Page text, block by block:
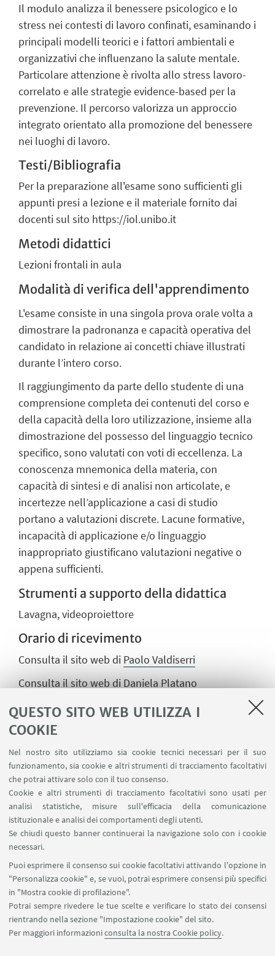
QUESTO SITO WEB UTILIZZA I
COOKIE
Nel nostro sito utilizziamo sia cookie tecnici necessari per il suo
funzionamento, sia cookie e altri strumenti di tracciamento facoltativi
che potrai attivare solo con il tuo consenso.
Cookie e altri strumenti di tracciamento facoltativi sono usati per
analisi statistiche, misure sull'efficacia della comunicazione
istituzionale e analisi dei comportamenti degli utenti.
Se chiudi questo banner continuerai la navigazione solo con i cookie
necessari.
Puoi esprimere il consenso sui cookie facoltativi attivando l'opzione in
"Personalizza cookie" e, se vuoi, potrai esprimere consensi più specifici
in "Mostra cookie di profilazione".
Potrai sempre rivedere le tue scelte e verificare lo stato dei consensi
rientrando nella sezione "Impostazione cookie" del sito.
Per maggiori informazioniconsulta la nostra Cookie policy.
Il modulo analizza il benessere psicologico e lo
stress nei contesti di lavoro confinati, esaminando i
principali modelli teorici e i fattori ambientali e
organizzativi che influenzano la salute mentale.
Particolare attenzione è rivolta allo stress lavoro-
correlato e alle strategie evidence-based per la
prevenzione. Il percorso valorizza un approccio
integrato orientato alla promozione del benessere
nei luoghi di lavoro.
Testi/Bibliografia
Per la preparazione all'esame sono sufficienti gli
appunti presi a lezione e il materiale fornito dai
docenti sul sito https://iol.unibo.it
Metodi didattici
Lezioni frontali in aula
Modalità di verifica dell'apprendimento
L'esame consiste in una singola prova orale volta a
dimostrare la padronanza e capacità operativa del
candidato in relazione ai concetti chiave illustrati
durante l’intero corso.
Il raggiungimento da parte dello studente di una
comprensione completa dei contenuti del corso e
della capacità della loro utilizzazione, insieme alla
dimostrazione del possesso del linguaggio tecnico
specifico, sono valutati con voti di eccellenza. La
conoscenza mnemonica della materia, con
capacità di sintesi e di analisi non articolate, e
incertezze nell’applicazione a casi di studio
portano a valutazioni discrete. Lacune formative,
incapacità di applicazione e/o linguaggio
inappropriato giustificano valutazioni negative o
appena sufficienti.
Strumenti a supporto della didattica
Lavagna, videoproiettore
Orario di ricevimento
Consulta il sito web di Paolo Valdiserri
Consulta il sito web diDaniela Platano
Consulta il sito web diMarco Giovanni Mariani
SDGs
L'insegnamento contribuisce al perseguimento
dell'Agenda 2030 dell'ONU.